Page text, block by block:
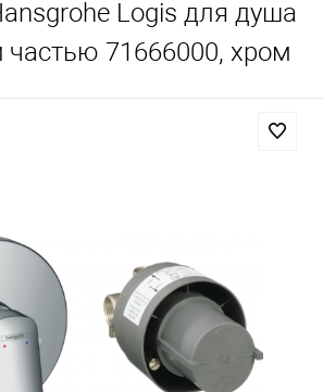
Logis для душа
частью 71666000, хром